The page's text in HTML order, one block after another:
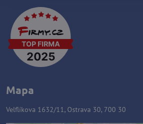
Mapa
Velflíkova 1632/11, Ostrava 30, 700 30